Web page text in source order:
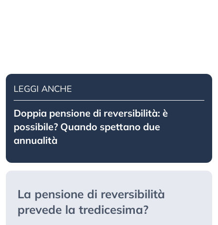
LEGGI ANCHE
Doppia pensione di reversibilità: è
possibile? Quando spettano due
annualità
La pensione di reversibilità
prevede la tredicesima?